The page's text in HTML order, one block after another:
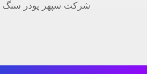
شرکت سپهر پودر